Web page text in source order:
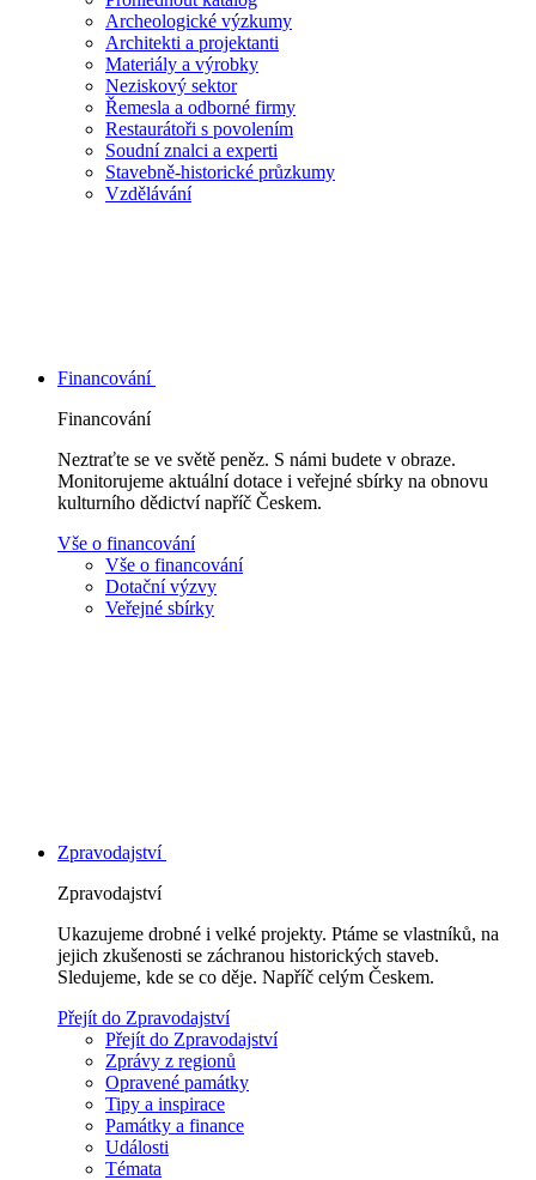
Archeologické výzkumy
Architekti a projektanti
Materiály a výrobky
Neziskový sektor
Řemesla a odborné firmy
Restaurátoři s povolením
Soudní znalci a experti
Stavebně-historické průzkumy
Vzdělávání
Financování
Financování
Neztraťte se ve světě peněz. S námi budete v obraze.
Monitorujeme aktuální dotace i veřejné sbírky na obnovu
kulturního dědictví napříč Českem.
Vše o financování
Vše o financování
Dotační výzvy
Veřejné sbírky
Zpravodajství
Zpravodajství
Ukazujeme drobné i velké projekty. Ptáme se vlastníků, na
jejich zkušenosti se záchranou historických staveb.
Sledujeme, kde se co děje. Napříč celým Českem.
Přejít do Zpravodajství
Přejít do Zpravodajství
Zprávy z regionů
Opravené památky
Tipy a inspirace
Památky a finance
Události
Témata